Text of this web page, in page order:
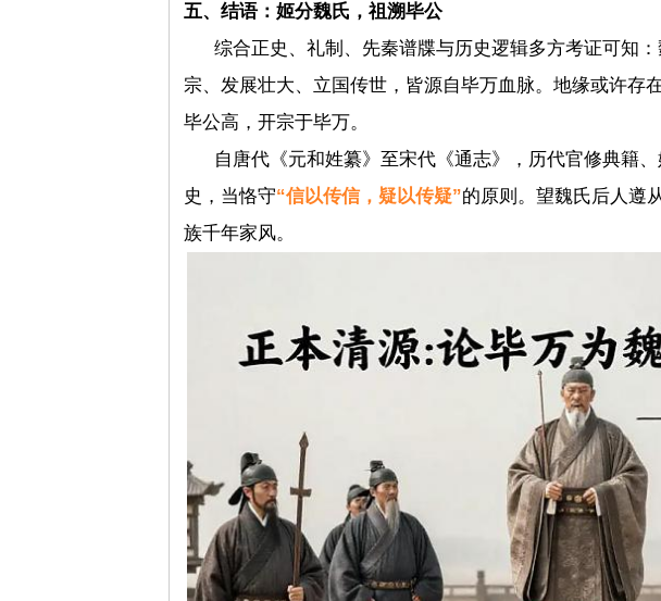
五、结语：姬分魏氏，祖溯毕公
综合正史、礼制、先秦谱牒与历史逻辑多方考证可知
宗、发展壮大、立国传世，皆源自毕万血脉。地缘或许存
毕公高，开宗于毕万。
自唐代《元和姓纂》至宋代《通志》，历代官修典籍
史，当恪守“信以传信，疑以传疑”的原则。望魏氏后人遵
族千年家风。